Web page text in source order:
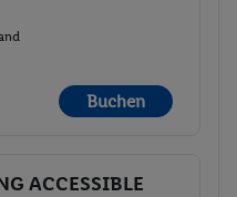
Buchen
ACCESSIBLE